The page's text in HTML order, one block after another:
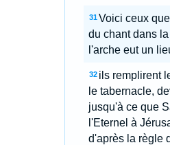
31 Voici ceux
du chant dans
l'arche eut un
32 ils remplirent
le tabernacle,
jusqu'à ce que
l'Eternel à
d'après la règle